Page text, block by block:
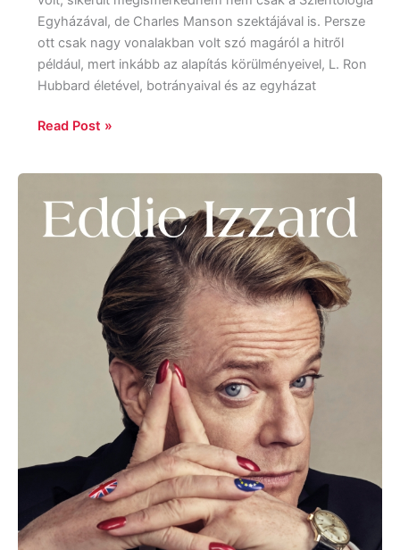
Egyházával, de Charles Manson szektájával is. Persze
ott csak nagy vonalakban volt szó magáról a hitről
például, mert inkább az alapítás körülményeivel, L. Ron
Hubbard életével, botrányaival és az egyházat
Read Post »
Izzard:
Believe